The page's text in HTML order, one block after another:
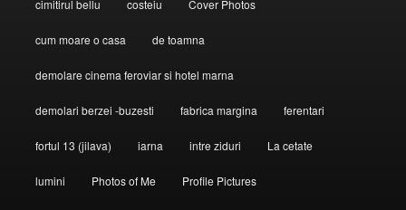
cimitirul bellu costeiu Cover Photos
cum moare o casa de toamna
demolare cinema feroviar si hotel marna
demolari berzei -buzesti fabrica margina ferentari
fortul 13 (jilava) iarna intre ziduri La cetate
lumini Photos of Me Profile Pictures